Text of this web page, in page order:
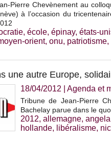
Pierre Chevènement au
à l’occasion du
, école, épinay, états-
orient, onu, patriotisme,
une autre Europe,
18/04/2012 Agenda et
Tribune de Jean-Pierre
Bachelay parue dans le
2012, allemagne, angela
hollande, libéralisme,